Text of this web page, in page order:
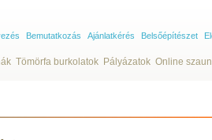
Bemutatkozás Ajánlatkérés Belsőépítészet
Tömörfa burkolatok Pályázatok Online